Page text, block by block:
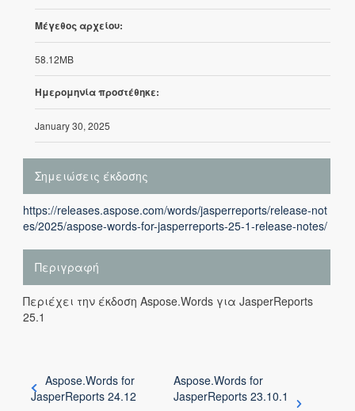
Μέγεθος αρχείου:
58.12MB
Ημερομηνία προστέθηκε:
January 30, 2025
Σημειώσεις έκδοσης
https://releases.aspose.com/words/jasperreports/release-not
es/2025/aspose-words-for-jasperreports-25-1-release-notes/
Περιγραφή
Περιέχει την έκδοση Aspose.Words για JasperReports
25.1
Aspose.Words for
JasperReports 24.12
Aspose.Words for
JasperReports 23.10.1